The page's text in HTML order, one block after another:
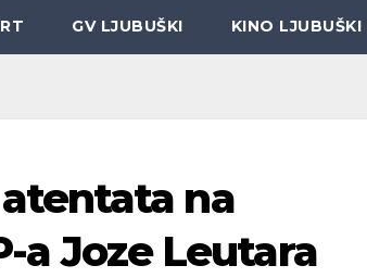
GV LJUBUŠKI KINO LJUBUŠKI
na
a Joze Leutara